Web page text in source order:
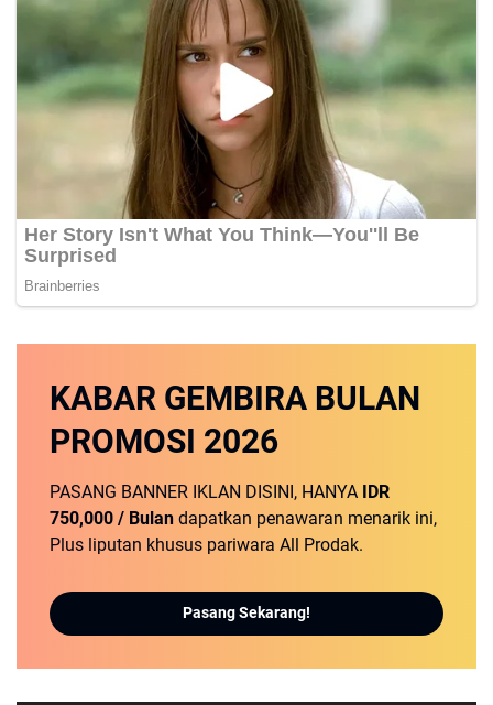
KABAR GEMBIRA BULAN
PROMOSI 2026
PASANG BANNER IKLAN DISINI, HANYA IDR
750,000 / Bulan dapatkan penawaran menarik ini,
Plus liputan khusus pariwara All Prodak.
Pasang Sekarang!